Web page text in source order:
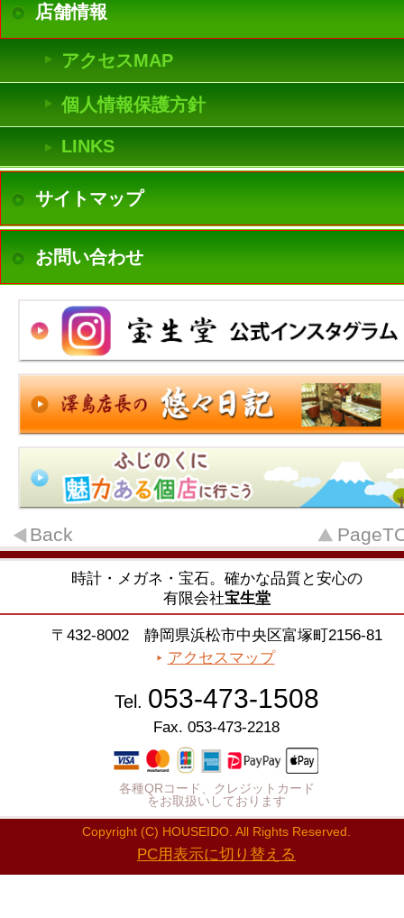
店舗情報
アクセスMAP
個人情報保護方針
LINKS
サイトマップ
お問い合わせ
Back
時計・メガネ・宝石。確かな品質と安心の
有限会社宝生堂
〒432-8002 静岡県浜松市中央区富塚町2156-81
アクセスマップ
Tel. 053-473-1508
Fax. 053-473-2218
各種QRコード、クレジットカード
をお取扱いしております
Copyright (C) HOUSEIDO. All Rights Reserved.
PC用表示に切り替える